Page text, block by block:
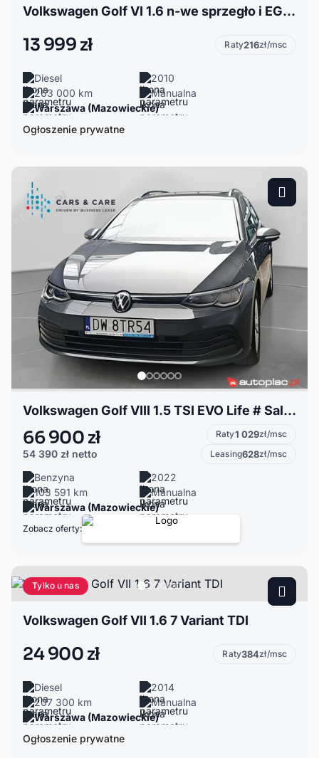
Volkswagen Golf VI 1.6 n-we sprzegło i EGR =3,6l/100, gwarancja
13 999 zł Raty216zł/msc
Diesel
2010
263 000 km
Manualna
Warszawa (Mazowieckie)
Ogłoszenie prywatne
Volkswagen Golf VIII 1.5 TSI EVO Life # Salon PL # FV23%VAT! # Gwarancja!
66 900 zł
54 390 zł netto
Raty1 029zł/msc
Leasing628zł/msc
Benzyna
2022
103 591 km
Manualna
Warszawa (Mazowieckie)
Zobacz oferty:
Tylko u nas
Volkswagen Golf VII 1.6 7 Variant TDI
24 900 zł Raty384zł/msc
Diesel
2014
207 300 km
Manualna
Warszawa (Mazowieckie)
Ogłoszenie prywatne